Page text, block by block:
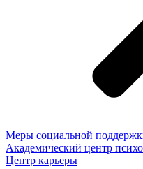
Меры социальной
Академический центр
Центр карьеры